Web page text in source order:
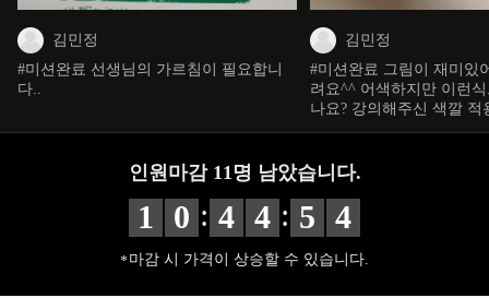
김민정
#미션완료 선생님의 가르침이 필요합니
다..
김민정
#미션완료 그림이 재미있
려요^^ 어색하지만 이런
나요? 강의해주신 색깔 적
인원마감 11 명 남았습니다.
1 0 : 4 4 : 5 3
마감 시 가격이 상승할 수 있습니다.